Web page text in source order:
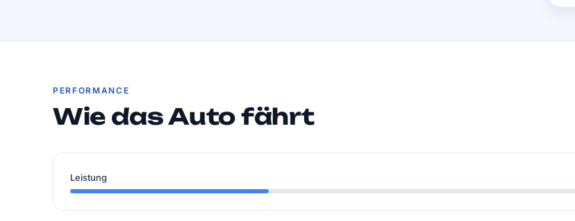
PERFORMANCE
Wie das Auto fährt
Leistung